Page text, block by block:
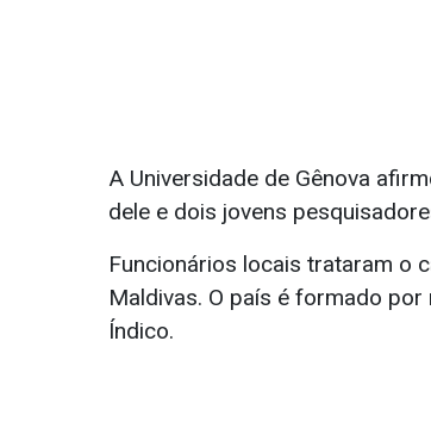
A Universidade de Gênova
dele e dois jovens
Funcionários locais trataram o
Maldivas. O país é formado
Índico.